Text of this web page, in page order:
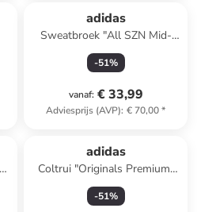
adidas
Sweatbroek "All SZN Mid-
Rise Dip-Dye" lichtroze
-51%
vanaf: € 33,99
Adviesprijs (AVP): € 70,00*
adidas
Coltrui "Originals Premium"
crème
-51%